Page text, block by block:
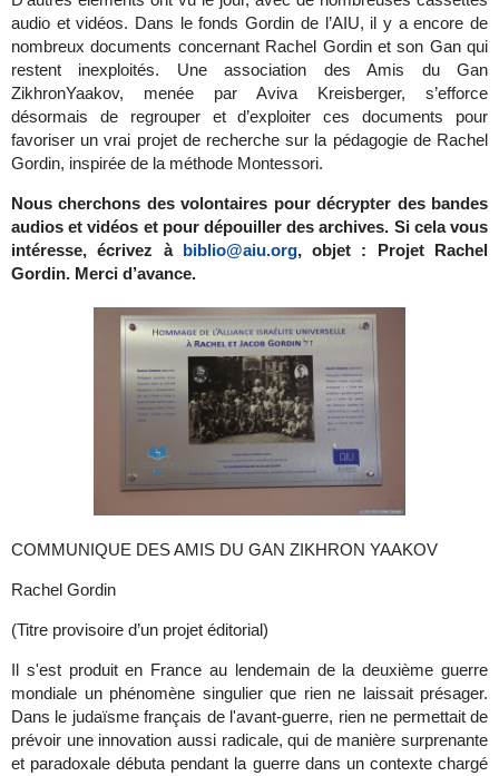
audio et vidéos. Dans le fonds Gordin de l’AIU, il y a encore de
nombreux documents concernant Rachel Gordin et son Gan qui
restent inexploités. Une association des Amis du Gan
ZikhronYaakov, menée par Aviva Kreisberger, s’efforce
désormais de regrouper et d’exploiter ces documents pour
favoriser un vrai projet de recherche sur la pédagogie de Rachel
Gordin, inspirée de la méthode Montessori.
Nous cherchons des volontaires pour décrypter des bandes
audios et vidéos et pour dépouiller des archives. Si cela vous
intéresse, écrivez à biblio@aiu.org, objet : Projet Rachel
Gordin. Merci d’avance.
COMMUNIQUE DES AMIS DU GAN ZIKHRON YAAKOV
Rachel Gordin
(Titre provisoire d’un projet éditorial)
Il s'est produit en France au lendemain de la deuxième guerre
mondiale un phénomène singulier que rien ne laissait présager.
Dans le judaïsme français de l'avant-guerre, rien ne permettait de
prévoir une innovation aussi radicale, qui de manière surprenante
et paradoxale débuta pendant la guerre dans un contexte chargé